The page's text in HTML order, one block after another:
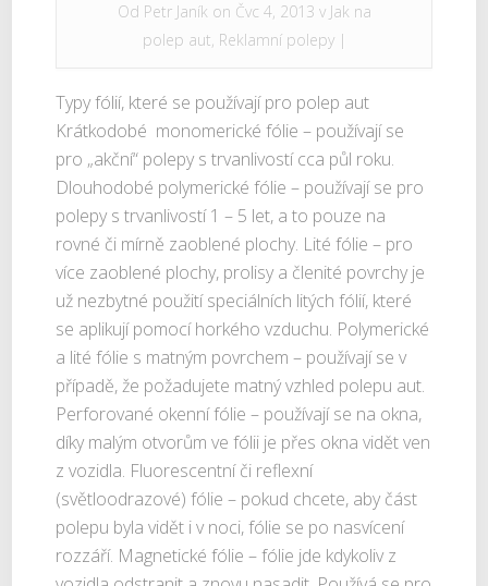
Od Petr Janíkon Čvc 4, 2013 v Jak na
polep aut, Reklamní polepy|
Typy fólií, které se používají pro polep aut
Krátkodobé monomerické fólie – používají se
pro „akční“ polepy s trvanlivostí cca půl roku.
Dlouhodobé polymerické fólie – používají se pro
polepy s trvanlivostí 1 – 5 let, a to pouze na
rovné či mírně zaoblené plochy. Lité fólie – pro
více zaoblené plochy, prolisy a členité povrchy je
už nezbytné použití speciálních litých fólií, které
se aplikují pomocí horkého vzduchu. Polymerické
a lité fólie s matným povrchem – používají se v
případě, že požadujete matný vzhled polepu aut.
Perforované okenní fólie – používají se na okna,
díky malým otvorům ve fólii je přes okna vidět ven
z vozidla. Fluorescentní či reflexní
(světloodrazové) fólie – pokud chcete, aby část
polepu byla vidět i v noci, fólie se po nasvícení
rozzáří. Magnetické fólie – fólie jde kdykoliv z